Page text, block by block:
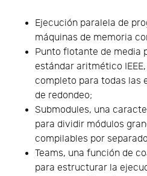
Ejecución paralela de
máquinas de memoria
Punto flotante de media
estándar aritmético
completo para todas las
de redondeo;
Submodules, una
para dividir módulos
compilables por
Teams, una función de
para estructurar la